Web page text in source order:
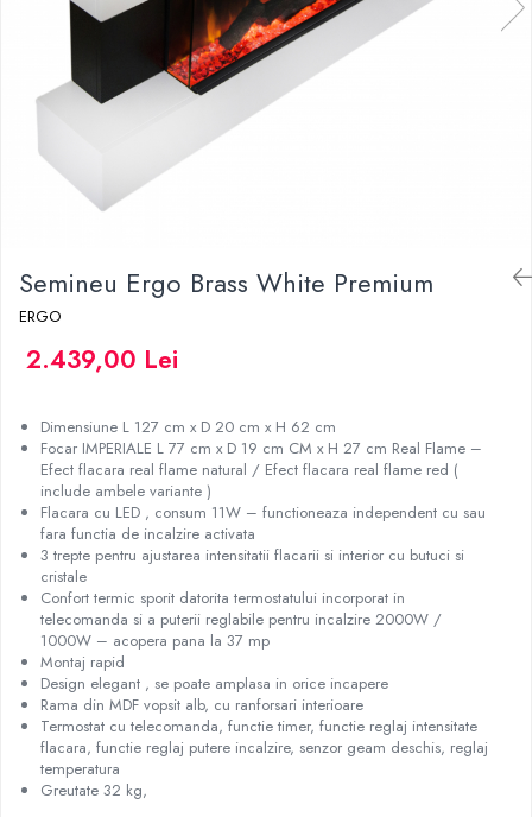
Semineu Ergo Brass White Premium
ERGO
2.439,00 Lei
Dimensiune L 127 cm x D 20 cm x H 62 cm
Focar IMPERIALE L 77 cm x D 19 cm CM x H 27 cm Real Flame –
Efect flacara real flame natural / Efect flacara real flame red (
include ambele variante )
Flacara cu LED , consum 11W – functioneaza independent cu sau
fara functia de incalzire activata
3 trepte pentru ajustarea intensitatii flacarii si interior cu butuci si
cristale
Confort termic sporit datorita termostatului incorporat in
telecomanda si a puterii reglabile pentru incalzire 2000W /
1000W – acopera pana la 37 mp
Montaj rapid
Design elegant , se poate amplasa in orice incapere
Rama din MDF vopsit alb, cu ranforsari interioare
Termostat cu telecomanda, functie timer, functie reglaj intensitate
flacara, functie reglaj putere incalzire, senzor geam deschis, reglaj
temperatura
Greutate 32 kg,